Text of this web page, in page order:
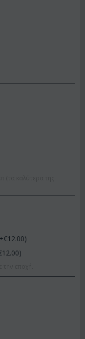
12.00)
12.00)